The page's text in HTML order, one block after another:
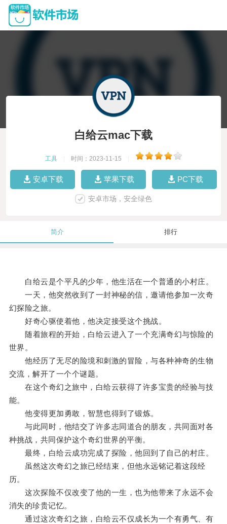
白给云mac下载
工具 时间：2023-11-15
安卓下载 苹果下载 PC下载
安卓市场，安全绿色
简介 排行
白给云是个平凡的少年，他生活在一个普通的小村庄。
一天，他突然收到了一封神秘的信，邀请他参加一次奇
幻探险之旅。
好奇心驱使着他，他决定接受这个挑战。
随着旅程的开始，白给云进入了一个充满奇幻与惊险的
世界。
他经历了无尽的险境和刺激的冒险，与各种神奇的生物
交流，解开了一个个谜题。
在这个奇幻之旅中，白给云获得了许多宝贵的经验与技
能。
他变得更加勇敢，智慧也得到了锻炼。
与此同时，他结交了许多志同道合的朋友，共同面对各
种挑战，共同保护这个奇幻世界的平衡。
最终，白给云成功完成了探险，他回到了自己的村庄。
虽然这次奇幻之旅已经结束，但他永远铭记着这段经
历。
这次探险不仅改变了他的一生，也为他带来了永远不会
消失的珍贵记忆。
通过这次奇幻之旅，白给云不仅成长为一个有勇气、有